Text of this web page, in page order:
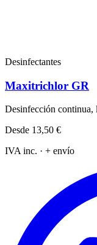
Desinfectantes
Maxitrichlor GR
Desinfección continua,
Desde 13,50 €
IVA inc. · + envío